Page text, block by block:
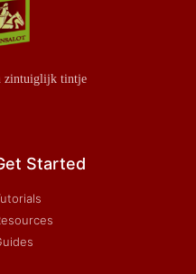
zintuiglijk tintje
Started